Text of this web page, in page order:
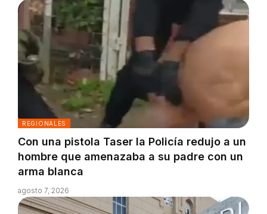
REGIONALES
Con una pistola Taser la Policía redujo a un
hombre que amenazaba a su padre con un
arma blanca
agosto 7, 2026